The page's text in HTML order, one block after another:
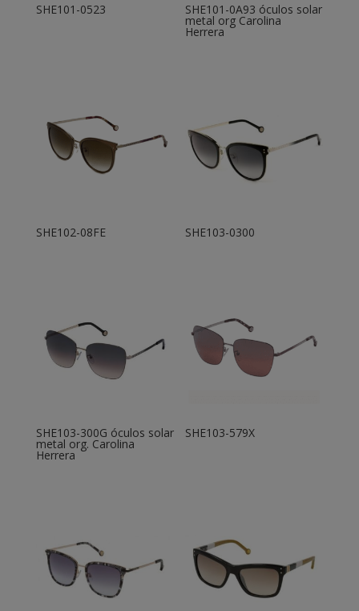
SHE101-0523 SHE101-0A93 óculos solar
metal org Carolina
Herrera
SHE102-08FE SHE103-0300
SHE103-300G óculos solar
metal org. Carolina
Herrera
SHE103-579X